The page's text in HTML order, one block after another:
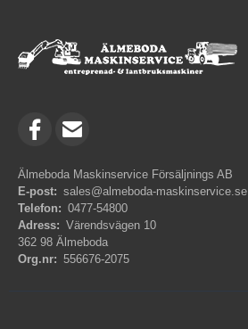
Älmeboda Maskinservice Försäljnings AB
E-post: sales@almeboda-maskinservice.se
Telefon: 0477-54800
Adress: Värendsvägen 10
362 98 Älmeboda
Org.nr: 556676-2075